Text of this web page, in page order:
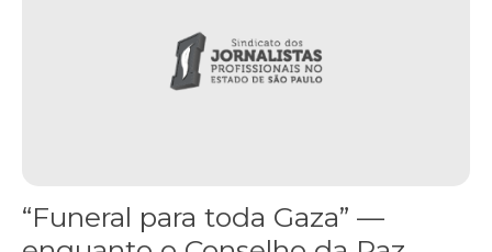
“Funeral para toda Gaza” —